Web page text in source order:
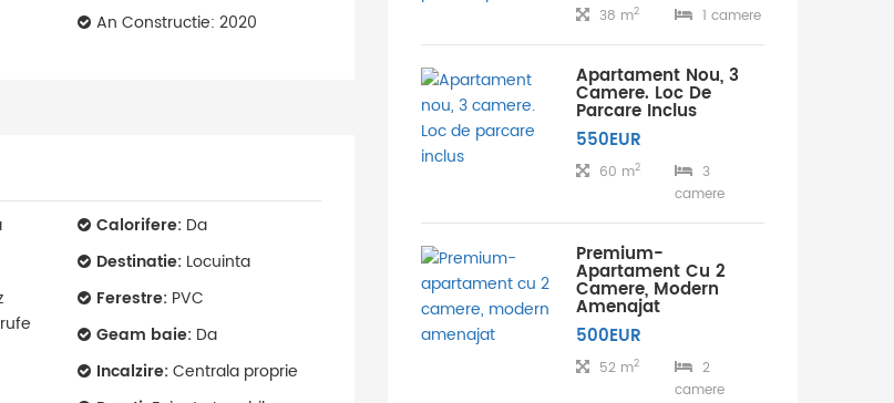
An Constructie: 2020
Calorifere:Da
Destinatie:Locuinta
Ferestre:PVC
Geam baie:Da
Incalzire:Centrala proprie
38 m2 1 camere
Apartament Nou, 3
Camere. Loc De
Parcare Inclus
550EUR
60 m2
3
camere
Premium-
Apartament Cu 2
Camere, Modern
Amenajat
500EUR
52 m2
2
camere